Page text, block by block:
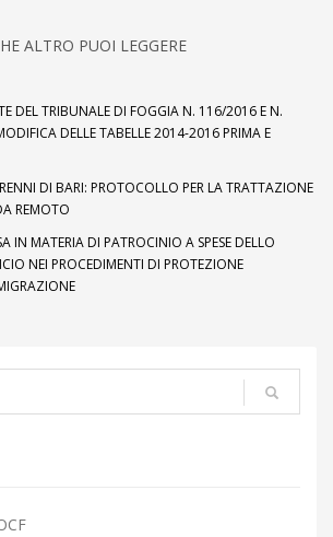
ALTRO PUOI LEGGERE
DEL TRIBUNALE DI FOGGIA N. 116/2016 E N.
DELLE TABELLE 2014-2016 PRIMA E
DI BARI: PROTOCOLLO PER LA TRATTAZIONE
REMOTO
IN MATERIA DI PATROCINIO A SPESE DELLO
NEI PROCEDIMENTI DI PROTEZIONE